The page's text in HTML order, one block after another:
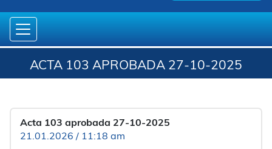
ACTA 103 APROBADA 27-10-2025
Acta 103 aprobada 27-10-2025
21.01.2026 / 11:18 am